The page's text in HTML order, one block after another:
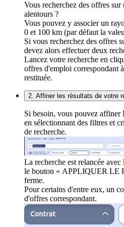
Vous recherchez des offres sur
alentours ?
Vous pouvez y associer un
0 et 100 km (par défaut la
Si vous recherchez des offres
devez alors effectuer deux
Lancez votre recherche en
offres d'emploi correspondant
restituée.
2. Affiner les résultats de votre
Si besoin, vous pouvez affiner
en sélectionnant des filtres et
de recherche.
La recherche est relancée
le bouton « APPLIQUER LE
ferme.
Pour certains d'entre eux, un
d'offres correspondant.